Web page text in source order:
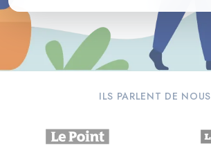
ILS PARLENT DE NOUS